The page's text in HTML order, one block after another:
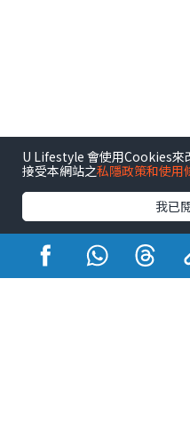
港玩港食港生活
U Lifestyle 會使用Cookies來
接受本網站之私隱政策和使用
我已